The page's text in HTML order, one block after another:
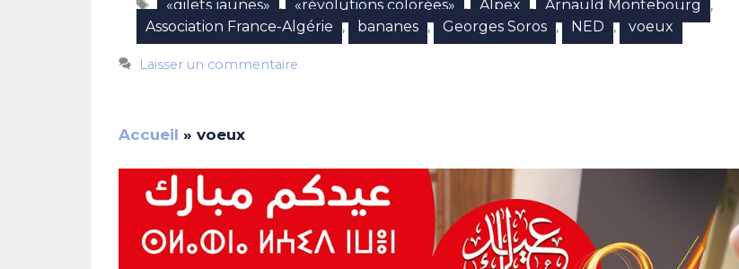
«gilets jaunes» , «révolutions colorées» , Alpex , Arnauld Montebourg ,
Association France-Algérie , bananes , Georges Soros , NED , voeux
Laisser un commentaire
Accueil » voeux